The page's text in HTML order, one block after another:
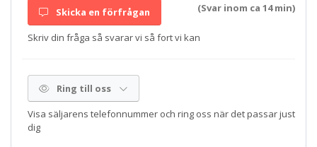
Skicka en förfrågan (Svar inom ca 14 min)
Skriv din fråga så svarar vi så fort vi kan
Ring till oss
Visa säljarens telefonnummer och ring oss när det passar just
dig